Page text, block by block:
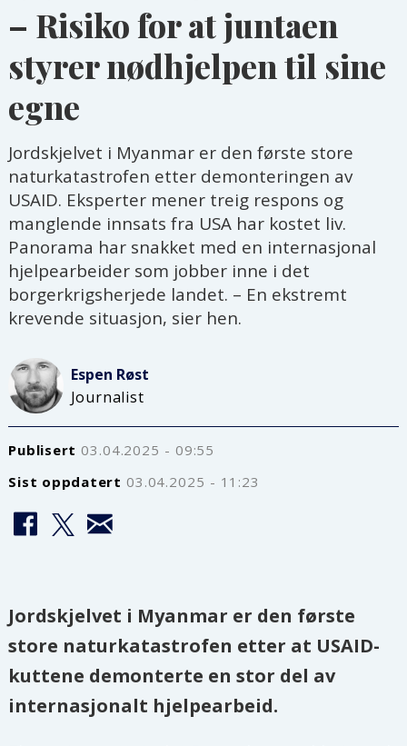
– Risiko for at juntaen
styrer nødhjelpen til sine
egne
Jordskjelvet i Myanmar er den første store
naturkatastrofen etter demonteringen av
USAID. Eksperter mener treig respons og
manglende innsats fra USA har kostet liv.
Panorama har snakket med en internasjonal
hjelpearbeider som jobber inne i det
borgerkrigsherjede landet. – En ekstremt
krevende situasjon, sier hen.
Espen Røst
Journalist
Publisert
03.04.2025 - 09:55
Sist oppdatert
03.04.2025 - 11:23
Jordskjelvet i Myanmar er den første
store naturkatastrofen etter at USAID-
kuttene demonterte en stor del av
internasjonalt hjelpearbeid.